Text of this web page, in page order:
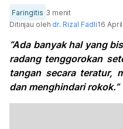
Faringitis 3 menit
Ditinjau oleh dr. Rizal Fadli16
“Ada banyak hal yang
radang tenggorokan
tangan secara teratur,
dan menghindari rokok.”